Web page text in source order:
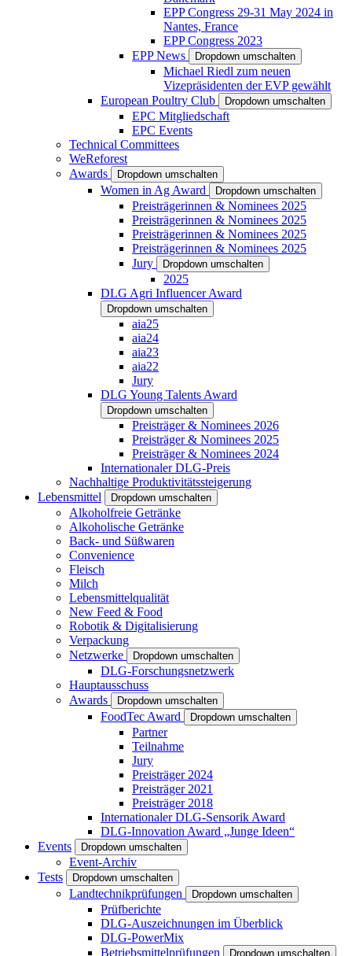
EPP Congress 29-31 May 2024 in
Nantes, France
EPP Congress 2023
EPP News
Dropdown umschalten
Michael Riedl zum neuen
Vizepräsidenten der EVP gewählt
European Poultry Club
Dropdown umschalten
EPC Mitgliedschaft
EPC Events
Technical Committees
WeReforest
Awards
Dropdown umschalten
Women in Ag Award Dropdown umschalten
Preisträgerinnen & Nominees 2025
Preisträgerinnen & Nominees 2025
Preisträgerinnen & Nominees 2025
Preisträgerinnen & Nominees 2025
Jury
Dropdown umschalten
2025
DLG Agri Influencer Award
Dropdown umschalten
aia25
aia24
aia23
aia22
Jury
DLG Young Talents Award
Dropdown umschalten
Preisträger & Nominees 2026
Preisträger & Nominees 2025
Preisträger & Nominees 2024
Internationaler DLG-Preis
Nachhaltige Produktivitätssteigerung
Lebensmittel
Dropdown umschalten
Alkoholfreie Getränke
Alkoholische Getränke
Back- und Süßwaren
Convenience
Fleisch
Milch
Lebensmittelqualität
New Feed & Food
Robotik & Digitalisierung
Verpackung
Netzwerke
Dropdown umschalten
DLG-Forschungsnetzwerk
Hauptausschuss
Awards
Dropdown umschalten
FoodTec Award Dropdown umschalten
Partner
Teilnahme
Jury
Preisträger 2024
Preisträger 2021
Preisträger 2018
Internationaler DLG-Sensorik Award
DLG-Innovation Award „Junge Ideen“
Events
Dropdown umschalten
Event-Archiv
Tests
Dropdown umschalten
Landtechnikprüfungen Dropdown umschalten
Prüfberichte
DLG-Auszeichnungen im Überblick
DLG-PowerMix
Betriebsmittelprüfungen
Dropdown umschalten